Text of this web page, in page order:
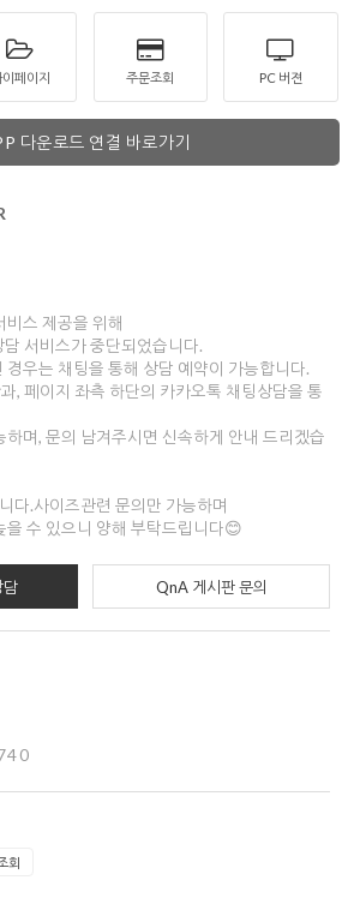
이페이지 주문조회 PC 버젼
다운로드 연결 바로가기
비스 제공을 위해
서비스가 중단되었습니다.
우는 채팅을 통해 상담 예약이 가능합니다.
, 페이지 좌측 하단의 카카오톡 채팅상담을 통
하며, 문의 남겨주시면 신속하게 안내 드리겠습
다.사이즈관련 문의만 가능하며
을 수 있으니 양해 부탁드립니다😊
담 QnA 게시판 문의
회